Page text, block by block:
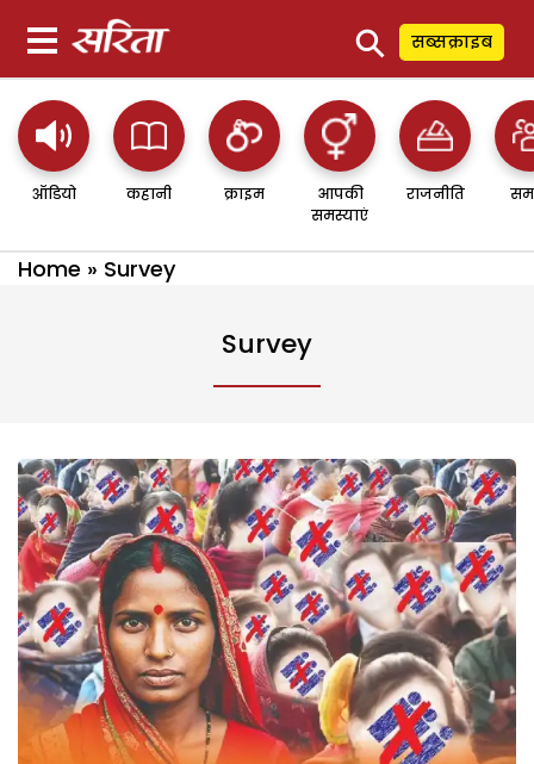
⚲ सब्सक्राइब
ऑडियो कहानी क्राइम
आपकी
समस्याएं
राजनीति
Home » Survey
Survey